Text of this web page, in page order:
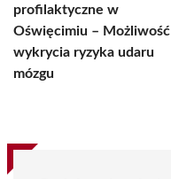
profilaktyczne w
Oświęcimiu – Możliwość
wykrycia ryzyka udaru
mózgu